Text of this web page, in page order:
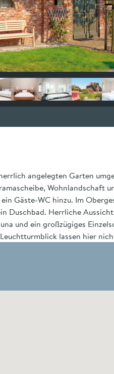
angelegten Garten
Wohnlandschaft
Gäste-WC hinzu. Im
Herrliche
und ein großzügiges
lassen hier